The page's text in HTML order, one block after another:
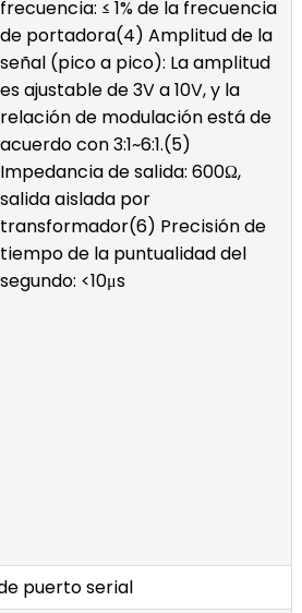
frecuencia: ≤ 1% de la frecuencia
de portadora(4) Amplitud de la
señal (pico a pico): La amplitud
es ajustable de 3V a 10V, y la
relación de modulación está de
acuerdo con 3:1~6:1.(5)
Impedancia de salida: 600Ω,
salida aislada por
transformador(6) Precisión de
tiempo de la puntualidad del
segundo: <10μs
puerto serial